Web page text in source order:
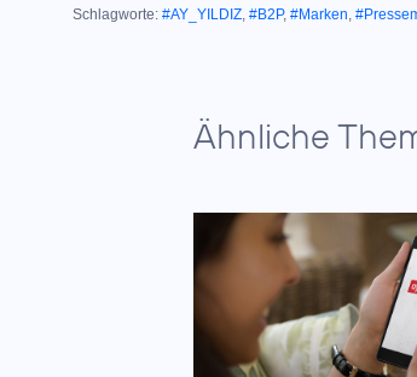
Schlagworte: #AY_YILDIZ, #B2P, #Marken,
Ähnliche